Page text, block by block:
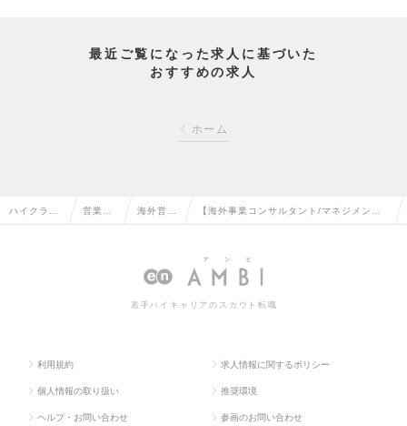
最近ご覧になった求人に基づいた
おすすめの求人
ホーム
ハイクラス 営業系 海外営業 【海外事業コンサルタント/マネジメン
若手ハイキャリアのスカウト転職
利用規約 求人情報に関するポリシー
個人情報の取り扱い 推奨環境
ヘルプ・お問い合わせ 参画のお問い合わせ